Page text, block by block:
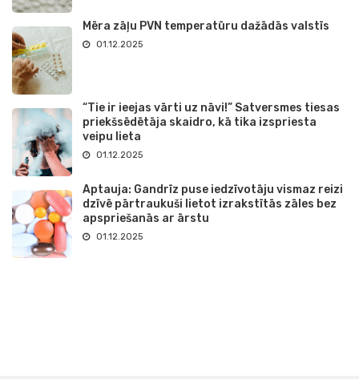
Mēra zāļu PVN temperatūru dažādās valstīs
01.12.2025
“Tie ir ieejas vārti uz nāvi!” Satversmes tiesas
priekšsēdētāja skaidro, kā tika izspriesta
veipu lieta
01.12.2025
Aptauja: Gandrīz puse iedzīvotāju vismaz reizi
dzīvē pārtraukuši lietot izrakstītās zāles bez
apspriešanās ar ārstu
01.12.2025